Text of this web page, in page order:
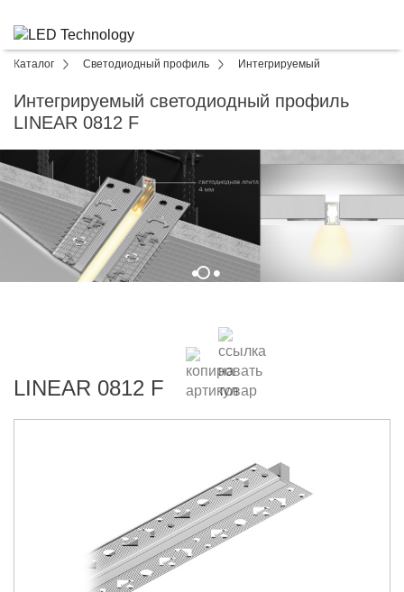
Каталог Светодиодный профиль Интегрируемый
Интегрируемый светодиодный профиль
LINEAR 0812 F
LINEAR 0812 F